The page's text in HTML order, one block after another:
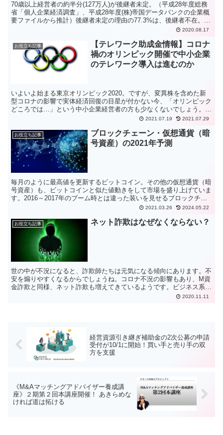
70歳以上経営者の約半分(127万人)が後継者未定。（平成28年度総務
省「個人企業経済調査」、平成28年度(株)帝国データバンクの企業概
要ファイルから推計）後継者未定の理由の77.3%は、後継者不在。残
2020.08.17
お役立ち記事
【テレワーク助成金情報】コロナ
禍のオリンピック開催で中小企業
のテレワーク導入は進むのか
いよいよ始まる東京オリンピック2020。ですが、変異株を含めた新
型コロナの影響で実体経済回復の目星が付かない今、「オリンピック
どころでは…」という中小企業経営者の方も少なくないでしょう。戻
らない客足や売上、社員の健康・安全への配慮やテレワー...
2021.07.19 2021.07.29
お役立ち記事
ブロックチェーン・仮想通貨（暗
号資産）の2021年予測
毎月のように最高値を更新するビットコイン。その他の仮想通貨（暗
号資産）も、ビットコインと似た値動きをして市場を盛り上げていま
す。2016～2017年のブーム時とは違った装いを見せるブロックチェ
ーン・仮想通貨（暗号資産）業界ですが、2021年...
2021.03.26 2024.05.22
お役立ち記事 ネット詐欺はなぜなくならない？
世の中が不況になると、詐欺師たちは元気になる傾向にあります。不
安を煽りやすくなるからでしょうね。コロナ不況の影響もあり、M資
金詐欺と同様、ネット詐欺も増えてきているようです。ビジネス系
YouTuberの経歴詐称もありましたから、よくよく注意が必要です
2020.11.11
経営資源引き継ぎ補助金の2次公募の申請
受付が10/1に開始！買い手と売り手の双
方を支援
《M&Aマッチングアドバイザー養成講
座》２期第２回本講座開催！ あきらめな
ければ道は拓ける